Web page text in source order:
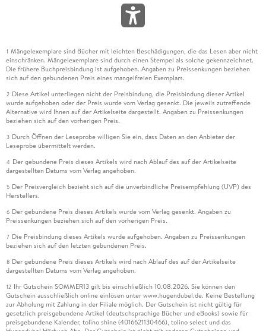
1 Mängelexemplare sind Bücher mit leichten Beschädigungen, die das Lesen aber nicht
einschränken. Mängelexemplare sind durch einen Stempel als solche gekennzeichnet.
Die frühere Buchpreisbindung ist aufgehoben. Angaben zu Preissenkungen beziehen
sich auf den gebundenen Preis eines mangelfreien Exemplars.
2 Diese Artikel unterliegen nicht der Preisbindung, die Preisbindung dieser Artikel
wurde aufgehoben oder der Preis wurde vom Verlag gesenkt. Die jeweils zutreffende
Alternative wird Ihnen auf der Artikelseite dargestellt. Angaben zu Preissenkungen
beziehen sich auf den vorherigen Preis.
3 Durch Öffnen der Leseprobe willigen Sie ein, dass Daten an den Anbieter der
Leseprobe übermittelt werden.
4 Der gebundene Preis dieses Artikels wird nach Ablauf des auf der Artikelseite
dargestellten Datums vom Verlag angehoben.
5 Der Preisvergleich bezieht sich auf die unverbindliche Preisempfehlung (UVP) des
Herstellers.
6 Der gebundene Preis dieses Artikels wurde vom Verlag gesenkt. Angaben zu
Preissenkungen beziehen sich auf den vorherigen Preis.
7 Die Preisbindung dieses Artikels wurde aufgehoben. Angaben zu Preissenkungen
beziehen sich auf den letzten gebundenen Preis.
8 Der gebundene Preis dieses Artikels wird nach Ablauf des auf der Artikelseite
dargestellten Datums vom Verlag angehoben.
12 Ihr Gutschein SOMMER13 gilt bis einschließlich 10.08.2026. Sie können den
Gutschein ausschließlich online einlösen unter www.hugendubel.de. Keine Bestellung
zur Abholung mit Zahlung in der Filiale möglich. Der Gutschein ist nicht gültig für
gesetzlich preisgebundene Artikel (deutschsprachige Bücher und eBooks) sowie für
preisgebundene Kalender, tolino shine (4016621130466), tolino select und das